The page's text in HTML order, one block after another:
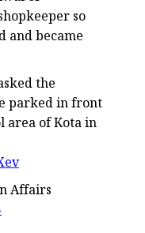
so
and became
the
parked in front
area of Kota in
Affairs